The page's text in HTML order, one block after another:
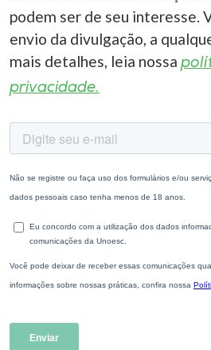
podem ser de seu interesse.
envio da divulgação, a
mais detalhes, leia nossa
privacidade.